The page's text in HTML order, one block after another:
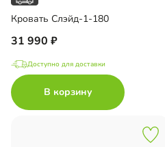
Кровать Слэйд-1-180
31 990
Доступно для доставки
В корзину